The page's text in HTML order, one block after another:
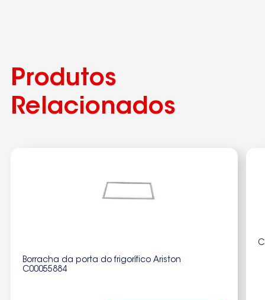
Produtos
Relacionados
Borracha da porta do frigorífico Ariston
C00055884